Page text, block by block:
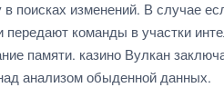
поисках изменений. В случае
передают команды в участки
памяти. казино Вулкан
анализом обыденной данных.